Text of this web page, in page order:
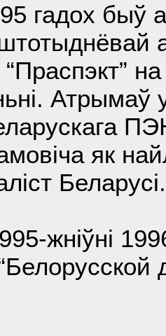
гадох быў
Атрымаў
як
Беларусі.
жніўні